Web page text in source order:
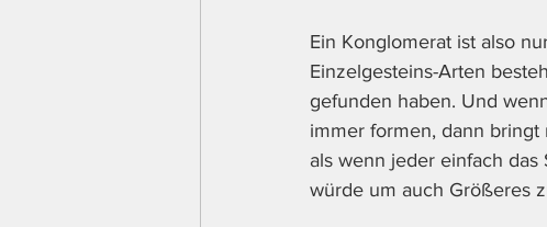
Ein Konglomerat ist also
Einzelgesteins-Arten
gefunden haben. Und
immer formen, dann bringt
als wenn jeder einfach
würde um auch Größeres